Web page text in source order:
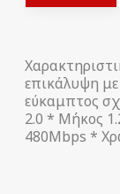
επικάλυψη
εύκαμπτος
2.0 * Μήκος
480Mbps *